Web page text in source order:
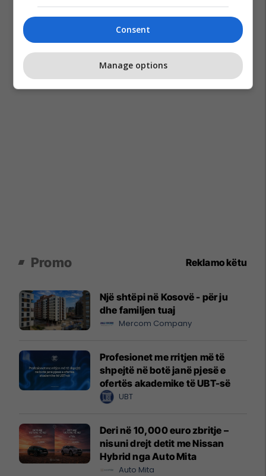
Promo Reklamo këtu
Një shtëpi në Kosovë - për ju
dhe familjen tuaj
Mercom Company
Profesionet me rritjen më të
shpejtë në botë janë pjesë e
ofertës akademike të UBT-së
UBT
Deri në 10,000 euro zbritje –
nisuni drejt detit me Nissan
Hybrid nga Auto Mita
Auto Mita
Consent
Manage options